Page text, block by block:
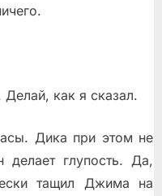
как я сказал.
Дика при этом не
делает глупость. Да,
тащил Джима на